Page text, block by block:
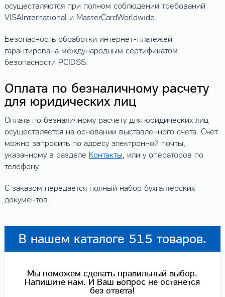
осуществляются при полном соблюдении требований
VISAInternational и MasterCardWorldwide.
Безопасность обработки интернет-платежей
гарантирована международным сертификатом
безопасности PCIDSS.
Оплата по безналичному расчету
для юридических лиц
Оплата по безналичному расчету для юридических лиц
осуществляется на основании выставленного счета. Счет
можно запросить по адресу электронной почты,
указанному в разделе Контакты, или у операторов по
телефону.
С заказом передается полный набор бухгалтерских
документов.
В нашем каталоге 515 товаров.
Мы поможем сделать правильный выбор.
Напишите нам. И Ваш вопрос не останется
без ответа!